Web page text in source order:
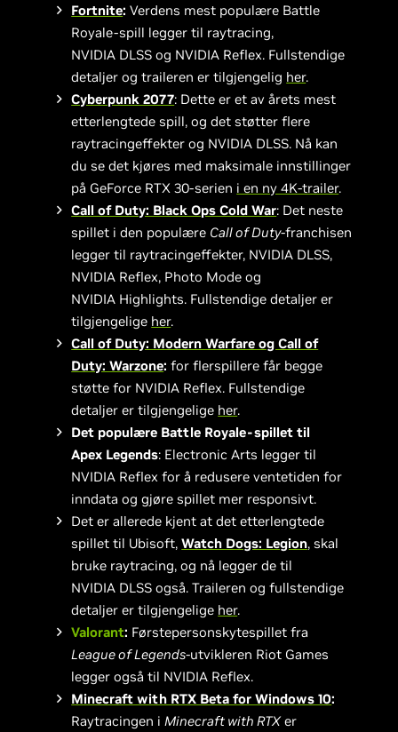
Fortnite: Verdens mest populære Battle
Royale-spill legger til raytracing,
NVIDIA DLSS og NVIDIA Reflex. Fullstendige
detaljer og traileren er tilgjengelig her.
Cyberpunk 2077: Dette er et av årets mest
etterlengtede spill, og det støtter flere
raytracingeffekter og NVIDIA DLSS. Nå kan
du se det kjøres med maksimale innstillinger
på GeForce RTX 30-serien i en ny 4K-trailer.
Call of Duty: Black Ops Cold War: Det neste
spillet i den populære Call of Duty-franchisen
legger til raytracingeffekter, NVIDIA DLSS,
NVIDIA Reflex, Photo Mode og
NVIDIA Highlights. Fullstendige detaljer er
tilgjengelige her.
Call of Duty: Modern Warfare og Call of
Duty: Warzone: for flerspillere får begge
støtte for NVIDIA Reflex. Fullstendige
detaljer er tilgjengelige her.
Det populære Battle Royale-spillet til
Apex Legends: Electronic Arts legger til
NVIDIA Reflex for å redusere ventetiden for
inndata og gjøre spillet mer responsivt.
Det er allerede kjent at det etterlengtede
spillet til Ubisoft,Watch Dogs: Legion, skal
bruke raytracing, og nå legger de til
NVIDIA DLSS også. Traileren og fullstendige
detaljer er tilgjengelige her.
Valorant: Førstepersonskytespillet fra
League of Legends-utvikleren Riot Games
legger også til NVIDIA Reflex.
Minecraft with RTX Beta for Windows 10:
Raytracingen i Minecraft with RTXer